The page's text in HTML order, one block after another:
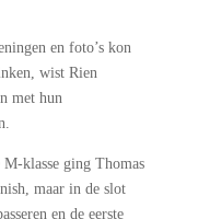
en foto’s kon
wist Rien
met hun
klasse ging Thomas
maar in de slot
en de eerste